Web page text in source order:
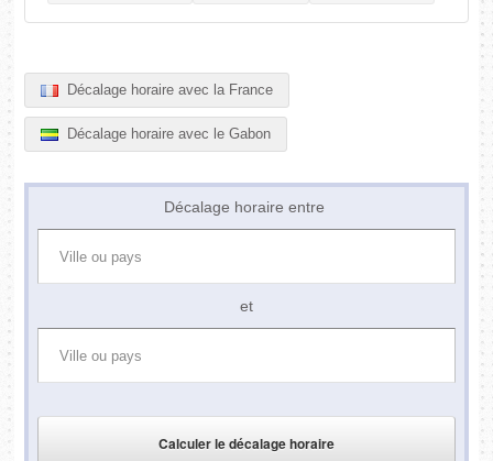
Décalage horaire avec la France
Décalage horaire avec le Gabon
Décalage horaire entre
et